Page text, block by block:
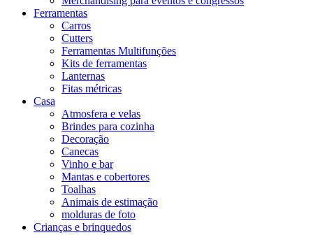
Ferramentas
Carros
Cutters
Ferramentas Multifunções
Kits de ferramentas
Lanternas
Fitas métricas
Casa
Atmosfera e velas
Brindes para cozinha
Decoração
Canecas
Vinho e bar
Mantas e cobertores
Toalhas
Animais de estimação
molduras de foto
Crianças e brinquedos